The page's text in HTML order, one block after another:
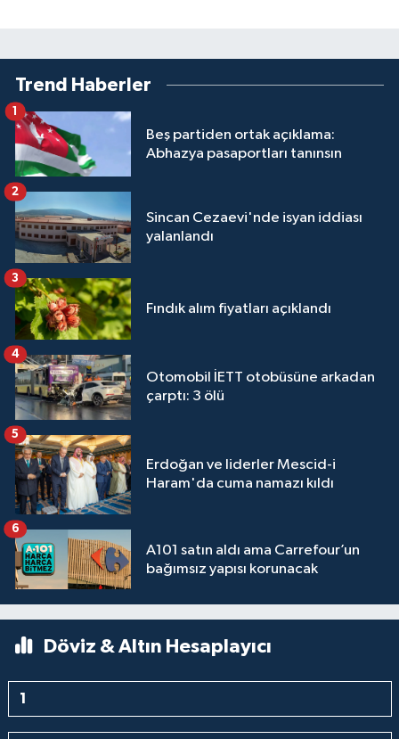
Trend Haberler
Beş partiden ortak açıklama:
Abhazya pasaportları tanınsın
1
Sincan Cezaevi'nde isyan iddiası
yalanlandı
2
Fındık alım fiyatları açıklandı
3
Otomobil İETT otobüsüne arkadan
çarptı: 3 ölü
4
Erdoğan ve liderler Mescid-i
Haram'da cuma namazı kıldı
5
A101 satın aldı ama Carrefour’un
bağımsız yapısı korunacak
6
Döviz & Altın Hesaplayıcı